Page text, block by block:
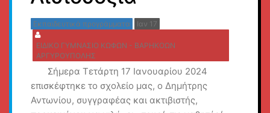
Εκπαιδευτικά προγράμματα Ιαν 17
ΕΙΔΙΚΟ ΓΥΜΝΑΣΙΟ ΚΩΦΩΝ - ΒΑΡΗΚΟΩΝ
ΑΡΓΥΡΟΥΠΟΛΗΣ
Σήμερα Τετάρτη 17 Ιανουαρίου 2024
επισκέφτηκε το σχολείο μας, ο Δημήτρης
Αντωνίου, συγγραφέας και ακτιβιστής,